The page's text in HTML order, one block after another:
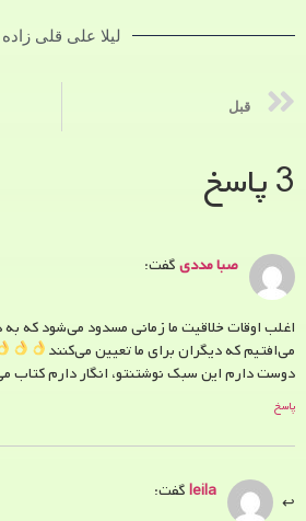
لیلا علی قلی زاده
قبل
3 پاسخ
صبا مددیگفت:
اغلب اوقات خلاقیت ما زمانی مسدود می‌شود که به
می‌افتیم که دیگران برای ما تعیین می‌کنند
دوست دارم این سبک نوشتنتو، انگار دارم کتاب
پاسخ
leilaگفت: